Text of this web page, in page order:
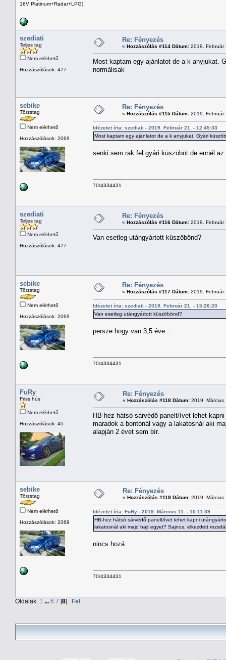
16V Platinum+Radar+LPG)
szediati
Teljes tag
Nem elérhető
Hozzászólások: 477
Re: Fényezés
« Hozzászólás #114 Dátum: 2019. Február
Most kaptam egy ajànlatot de a k anyjukat.
normàlisak
sebike
Törzstag
Nem elérhető
Hozzászólások: 2069
Re: Fényezés
« Hozzászólás #115 Dátum: 2019. Február
Idézetet írta: szediati - 2019. Február 21. - 12:45:33
Most kaptam egy ajànlatot de a k anyjukat. Gyàri
senki sem rak fel gyári küszöböt de ennél
70/4334431
szediati
Teljes tag
Nem elérhető
Hozzászólások: 477
Re: Fényezés
« Hozzászólás #116 Dátum: 2019. Február
Van esetleg utángyártott küszöbönd?
sebike
Törzstag
Nem elérhető
Hozzászólások: 2069
Re: Fényezés
« Hozzászólás #117 Dátum: 2019. Február
Idézetet írta: szediati - 2019. Február 21. - 15:26:20
Van esetleg utángyártott küszöbönd?
persze hogy van 3,5 éve...
70/4334431
FuRy
Friss hús
Nem elérhető
Hozzászólások: 45
Re: Fényezés
« Hozzászólás #118 Dátum: 2019. Március
HB-hez hátsó sárvédő panelt/ívet lehet
maradok a bontónál vagy a lakatosnál aki
alapján 2 évet sem bír.
sebike
Törzstag
Nem elérhető
Hozzászólások: 2069
Re: Fényezés
« Hozzászólás #119 Dátum: 2019. Március
Idézetet írta: FuRy - 2019. Március 11. - 10:11:39
HB-hez hátsó sárvédő panelt/ívet lehet kapni
lakatosnál aki majd hajt egyet? Sajnos, elkezdett
nincs hozá
70/4334431
Oldalak: 1 ... 6 7 [8] Fel